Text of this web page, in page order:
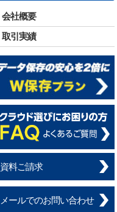
会社概要
取引実績
資料ご請求
メールでのお問い合わせ